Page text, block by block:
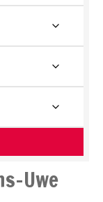
Uwe